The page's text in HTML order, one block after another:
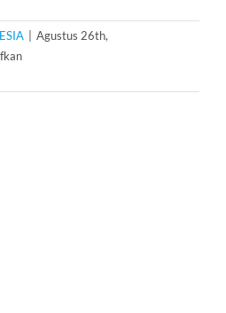
Agustus 26th,
pada